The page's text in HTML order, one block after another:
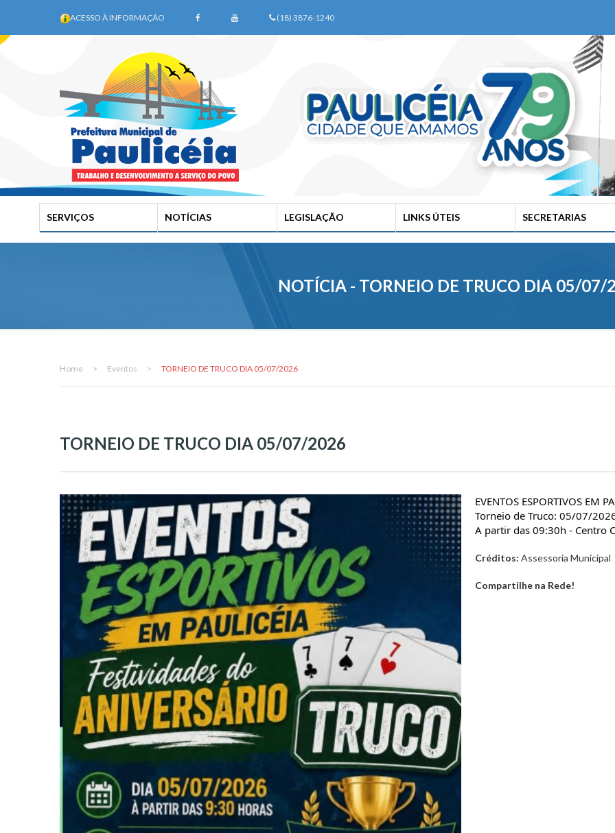
ACESSO À INFORMAÇÃO (18) 3876-1240
SERVIÇOS NOTÍCIAS LEGISLAÇÃO LINKS ÚTEIS SECRETARIAS
NOTÍCIA - TORNEIO DE TRUCO DIA 05/07/
Home > Eventos > TORNEIO DE TRUCO DIA 05/07/2026
TORNEIO DE TRUCO DIA 05/07/2026
EVENTOS ESPORTIVOS EM
Torneio de Truco: 05/07/
A partir das 09:30h - Centro
Créditos: Assessoria Municipal
Compartilhe na Rede!